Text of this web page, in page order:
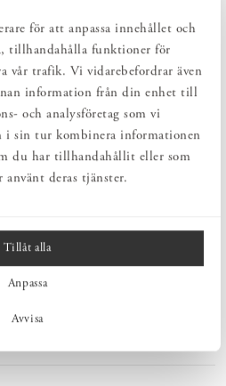
för att anpassa innehållet och
tillhandahålla funktioner för
vår trafik. Vi vidarebefordrar även
information från din enhet till
och analysföretag som vi
i sin tur kombinera informationen
du har tillhandahållit eller som
deras tjänster.
Tillåt alla
Anpassa
Avvisa
är nästan lite magiska – de
Inred med avskalade och tidlösa
den övriga inredningen. Passar såväl